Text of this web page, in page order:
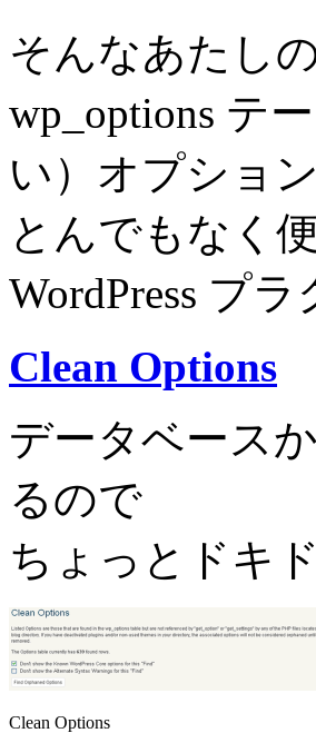
そんなあたし
wp_options テ
い）オプショ
とんでもなく
WordPress プラ
Clean Options
データベース
るので
ちょっとドキ
Clean Options